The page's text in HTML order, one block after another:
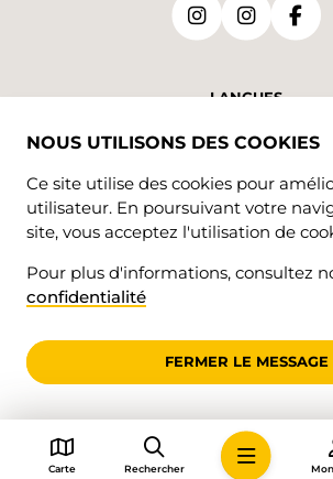
LANGUES
DE FR
© 2026 • Jura Rando
NOUS UTILISONS DES COOKIES
Ce site utilise des cookies pour
utilisateur. En poursuivant votre
site, vous acceptez l'utilisation de
Pour plus d'informations, consultez
confidentialité
FERMER LE MESSAGE
Carte Rechercher